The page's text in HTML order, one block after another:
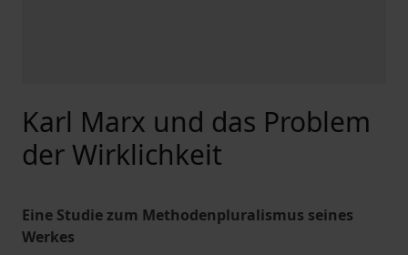
Karl Marx und das Problem
der Wirklichkeit
Eine Studie zum Methodenpluralismus seines
Werkes